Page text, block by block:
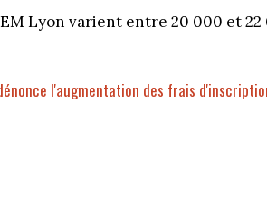
Lyon varient entre 20 000 et
l'augmentation des frais